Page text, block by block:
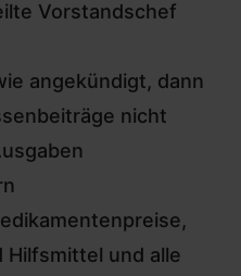
Vorstandschef
angekündigt, dann
nicht
Hilfsmittel und alle